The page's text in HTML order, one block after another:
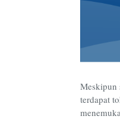
Meskipun
terdapat